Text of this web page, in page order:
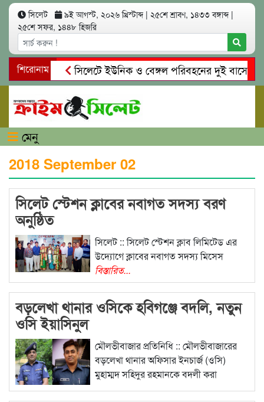
সিলেট ৯ই আগস্ট, ২০২৬ খ্রিস্টাব্দ | ২৫শে শ্রাবণ, ১৪৩৩ বঙ্গাব্দ |
২৫শে সফর, ১৪৪৮ হিজরি
শিরোনাম
সিলেটে ইউনিক ও বেঙ্গল পরিবহনের দুই বাসের
গোয়াইনঘাটে প্রেমের ফাঁদে তরুণী পাচার: মাদকাসক্ত
মেনু
2018 September 02
সিলেট স্টেশন ক্লাবের নবাগত সদস্য বরণ
অনুষ্ঠিত
সিলেট :: সিলেট স্টেশন ক্লাব লিমিটেড এর
উদ্যোগে ক্লাবের নবাগত সদস্য মিসেস
বিস্তারিত...
বড়লেখা থানার ওসিকে হবিগঞ্জে বদলি, নতুন
ওসি ইয়াসিনুল
মৌলভীবাজার প্রতিনিধি :: মৌলভীবাজারের
বড়লেখা থানার অফিসার ইনচার্জ (ওসি)
মুহাম্মদ সহিদুর রহমানকে বদলী করা
বিস্তারিত...